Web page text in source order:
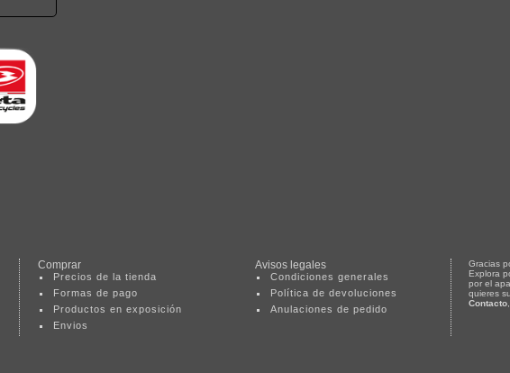
Comprar
Precios de la tienda
Formas de pago
Productos en exposición
Envios
Avisos legales
Condiciones generales
Política de devoluciones
Anulaciones de pedido
Gracias
Explora
por el
quieres
Contacto